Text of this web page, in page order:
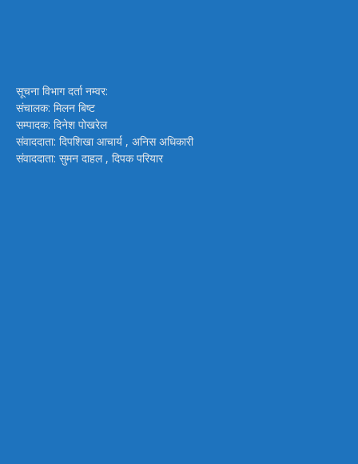
सूचना विभाग दर्ता नम्वर:
संचालक: मिलन बिष्ट
सम्पादक: दिनेश पोखरेल
संवाददाता: दिपशिखा आचार्य , अनिस अधिकारी
संवाददाता: सुमन दाहल , दिपक परियार